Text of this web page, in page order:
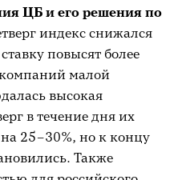
ЦБ и его решения по
индекс снижался
повысят более
малой
высокая
в течение дня их
25–30%, но к концу
Также